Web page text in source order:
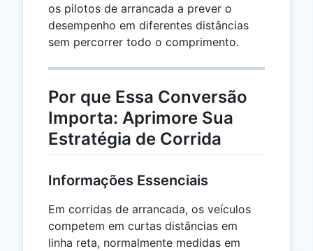
os pilotos de arrancada a prever o
desempenho em diferentes distâncias
sem percorrer todo o comprimento.
Por que Essa Conversão
Importa: Aprimore Sua
Estratégia de Corrida
Informações Essenciais
Em corridas de arrancada, os veículos
competem em curtas distâncias em
linha reta, normalmente medidas em